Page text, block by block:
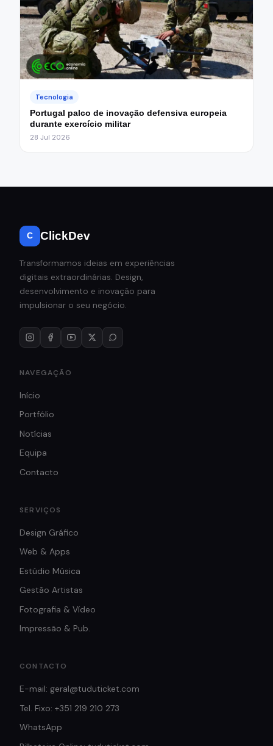
Tecnologia
Portugal palco de inovação defensiva europeia
durante exercício militar
28 Jul 2026
C ClickDev
Transformamos ideias em experiências
digitais extraordinárias. Design,
desenvolvimento e inovação para
impulsionar o seu negócio.
NAVEGAÇÃO
Início
Portfólio
Notícias
Equipa
Contacto
SERVIÇOS
Design Gráfico
Web & Apps
Estúdio Música
Gestão Artistas
Fotografia & Vídeo
Impressão & Pub.
CONTACTO
E-mail: geral@tuduticket.com
Tel. Fixo: +351 219 210 273
WhatsApp